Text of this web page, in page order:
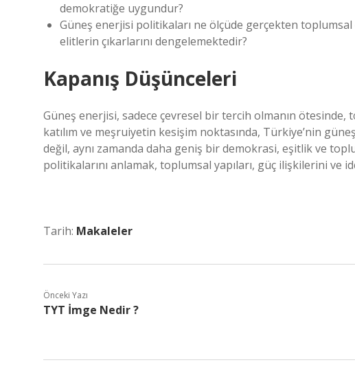
demokratiğe uygundur?
Güneş enerjisi politikaları ne ölçüde gerçekten
elitlerin çıkarlarını dengelemektedir?
Kapanış Düşünceleri
Güneş enerjisi, sadece çevresel bir tercih olmanın ötesinde,
katılım ve meşruiyetin kesişim noktasında, Türkiye’nin
değil, aynı zamanda daha geniş bir demokrasi, eşitlik ve
politikalarını anlamak, toplumsal yapıları, güç ilişkilerini ve
Tarih: Makaleler
Önceki Yazı
TYT İmge Nedir ?